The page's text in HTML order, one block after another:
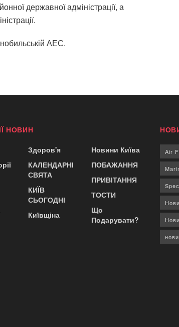
державної адміністрації, а
АЕС.
НОВИН
Здоров'я
КАЛЕНДАРНІ
СВЯТА
КИЇВ
СЬОГОДНІ
Київщіна
Новини Київа
ПОБАЖАННЯ
ПРИВІТАННЯ
ТОСТИ
Що
Подарувати?
Air